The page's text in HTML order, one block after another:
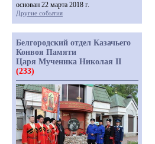
основан 22 марта 2018 г.
Другие события
Белгородский отдел Казачьего
Конвоя Памяти
Царя Мученика Николая II
(233)